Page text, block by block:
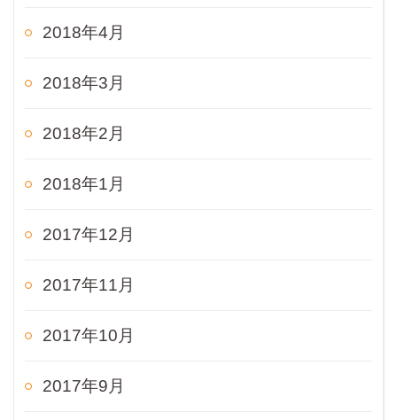
2018年4月
2018年3月
2018年2月
2018年1月
2017年12月
2017年11月
2017年10月
2017年9月